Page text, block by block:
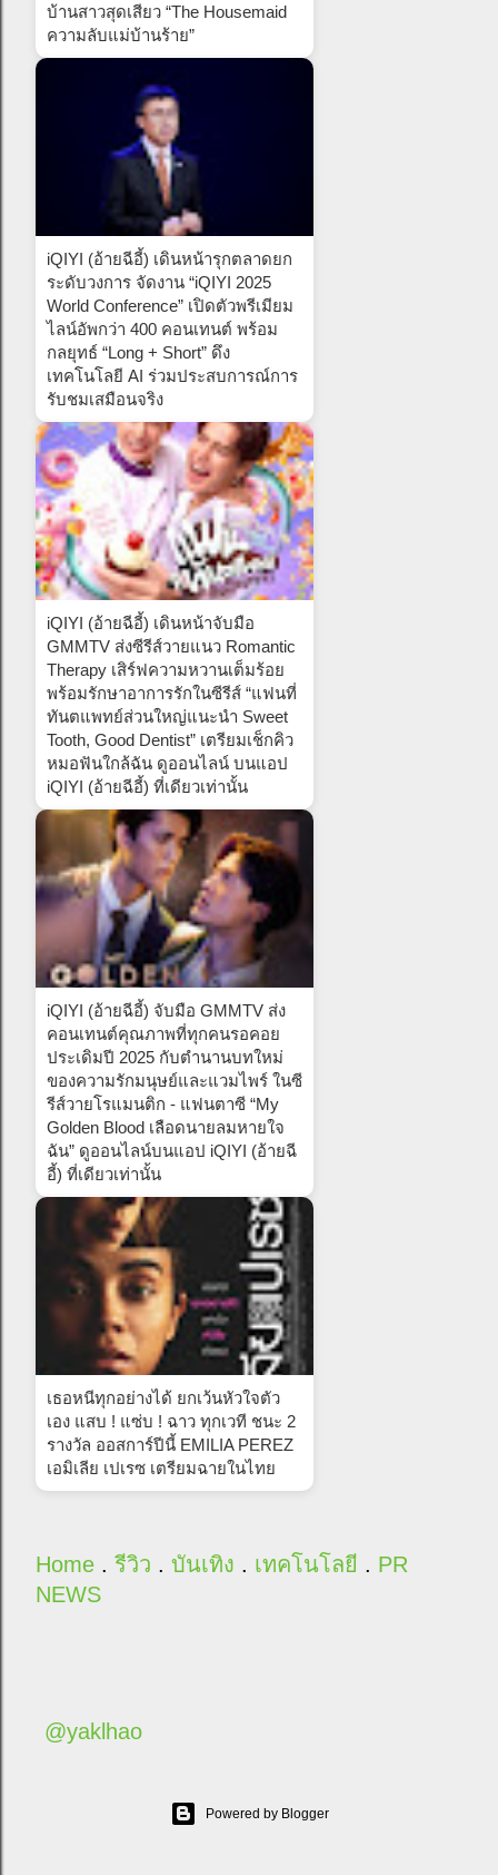
บ้านสาวสุดเสียว “The Housemaid
ความลับแม่บ้านร้าย”
iQIYI (อ้ายฉีอี้) เดินหน้ารุกตลาดยก
ระดับวงการ จัดงาน “iQIYI 2025
World Conference” เปิดตัวพรีเมียม
ไลน์อัพกว่า 400 คอนเทนต์ พร้อม
กลยุทธ์ “Long + Short” ดึง
เทคโนโลยี AI ร่วมประสบการณ์การ
รับชมเสมือนจริง
iQIYI (อ้ายฉีอี้) เดินหน้าจับมือ
GMMTV ส่งซีรีส์วายแนว Romantic
Therapy เสิร์ฟความหวานเต็มร้อย
พร้อมรักษาอาการรักในซีรีส์ “แฟนที่
ทันตแพทย์ส่วนใหญ่แนะนำ Sweet
Tooth, Good Dentist” เตรียมเช็กคิว
หมอฟันใกล้ฉัน ดูออนไลน์ บนแอป
iQIYI (อ้ายฉีอี้) ที่เดียวเท่านั้น
iQIYI (อ้ายฉีอี้) จับมือ GMMTV ส่ง
คอนเทนต์คุณภาพที่ทุกคนรอคอย
ประเดิมปี 2025 กับตำนานบทใหม่
ของความรักมนุษย์และแวมไพร์ ในซี
รีส์วายโรแมนติก - แฟนตาซี “My
Golden Blood เลือดนายลมหายใจ
ฉัน” ดูออนไลน์บนแอป iQIYI (อ้ายฉี
อี้) ที่เดียวเท่านั้น
เธอหนีทุกอย่างได้ ยกเว้นหัวใจตัว
เอง แสบ ! แซ่บ ! ฉาว ทุกเวที ชนะ 2
รางวัล ออสการ์ปีนี้ EMILIA PEREZ
เอมิเลีย เปเรซ เตรียมฉายในไทย
Home . รีวิว . บันเทิง . เทคโนโลยี . PR
NEWS
@yaklhao
Powered by Blogger